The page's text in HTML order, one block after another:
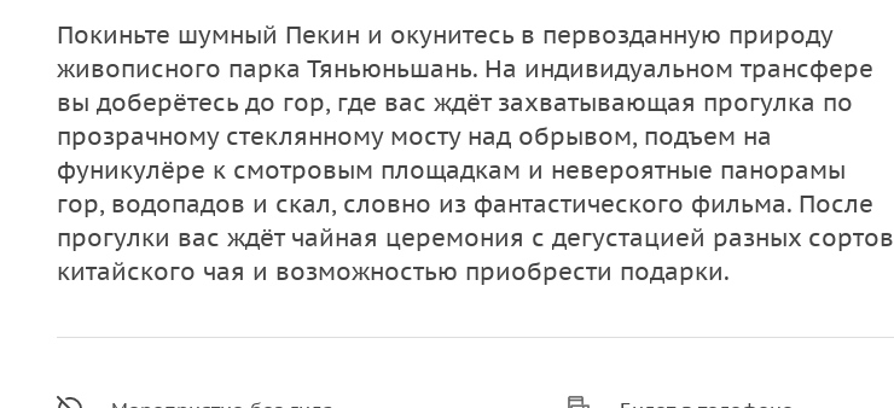
Покиньте шумный Пекин и окунитесь в первозданную природу
живописного парка Тяньюньшань. На индивидуальном трансфере
вы доберётесь до гор, где вас ждёт захватывающая прогулка по
прозрачному стеклянному мосту над обрывом, подъем на
фуникулёре к смотровым площадкам и невероятные панорамы
гор, водопадов и скал, словно из фантастического фильма. После
прогулки вас ждёт чайная церемония с дегустацией разных сортов
китайского чая и возможностью приобрести подарки.